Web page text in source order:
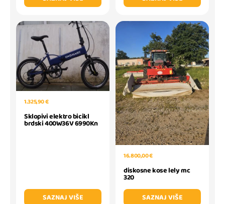
1.325,90 €
Sklopivi elektro bicikl
brdski 400W36V 6990Kn
SAZNAJ VIŠE
16.800,00 €
diskosne kose lely mc
320
SAZNAJ VIŠE